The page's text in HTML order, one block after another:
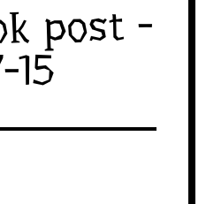
post -
15